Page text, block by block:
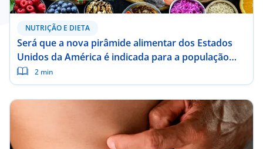
NUTRIÇÃO E DIETA
Será que a nova pirâmide alimentar dos Estados
Unidos da América é indicada para a população
portuguesa?
2 min